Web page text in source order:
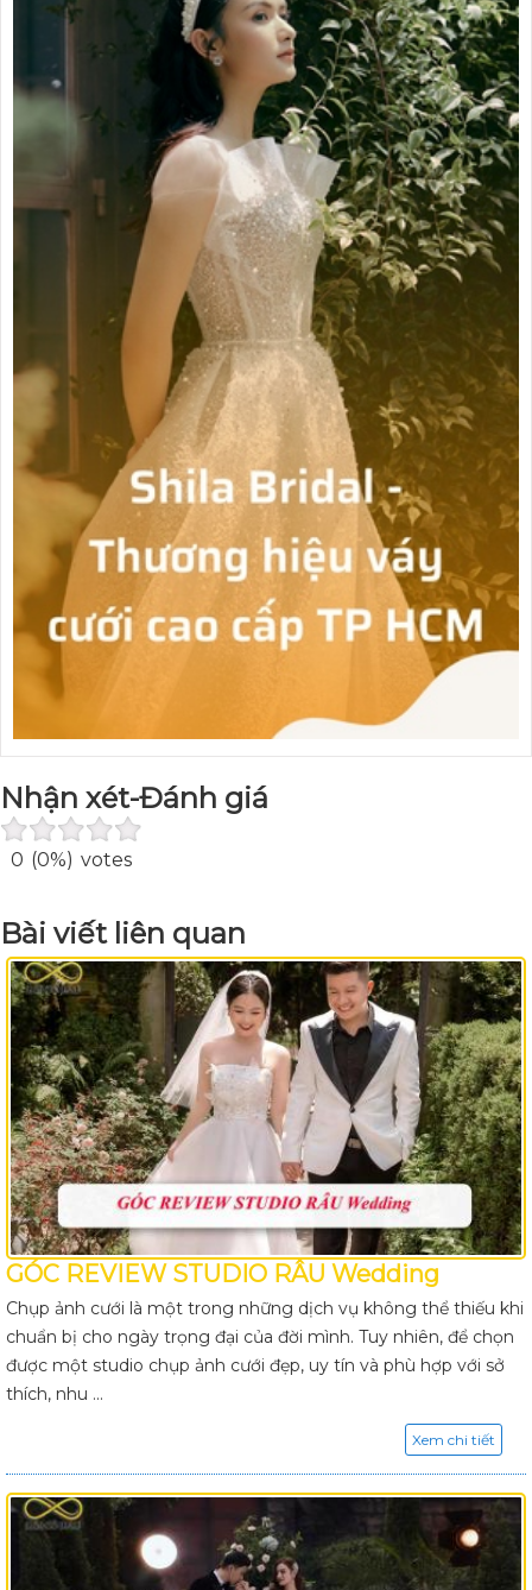
Nhận xét-Đánh giá
0 (0%) votes
Bài viết liên quan
GÓC REVIEW STUDIO RÂU Wedding
Chụp ảnh cưới là một trong những dịch vụ không thể thiếu khi
chuẩn bị cho ngày trọng đại của đời mình. Tuy nhiên, để chọn
được một studio chụp ảnh cưới đẹp, uy tín và phù hợp với sở
thích, nhu ...
Xem chi tiết